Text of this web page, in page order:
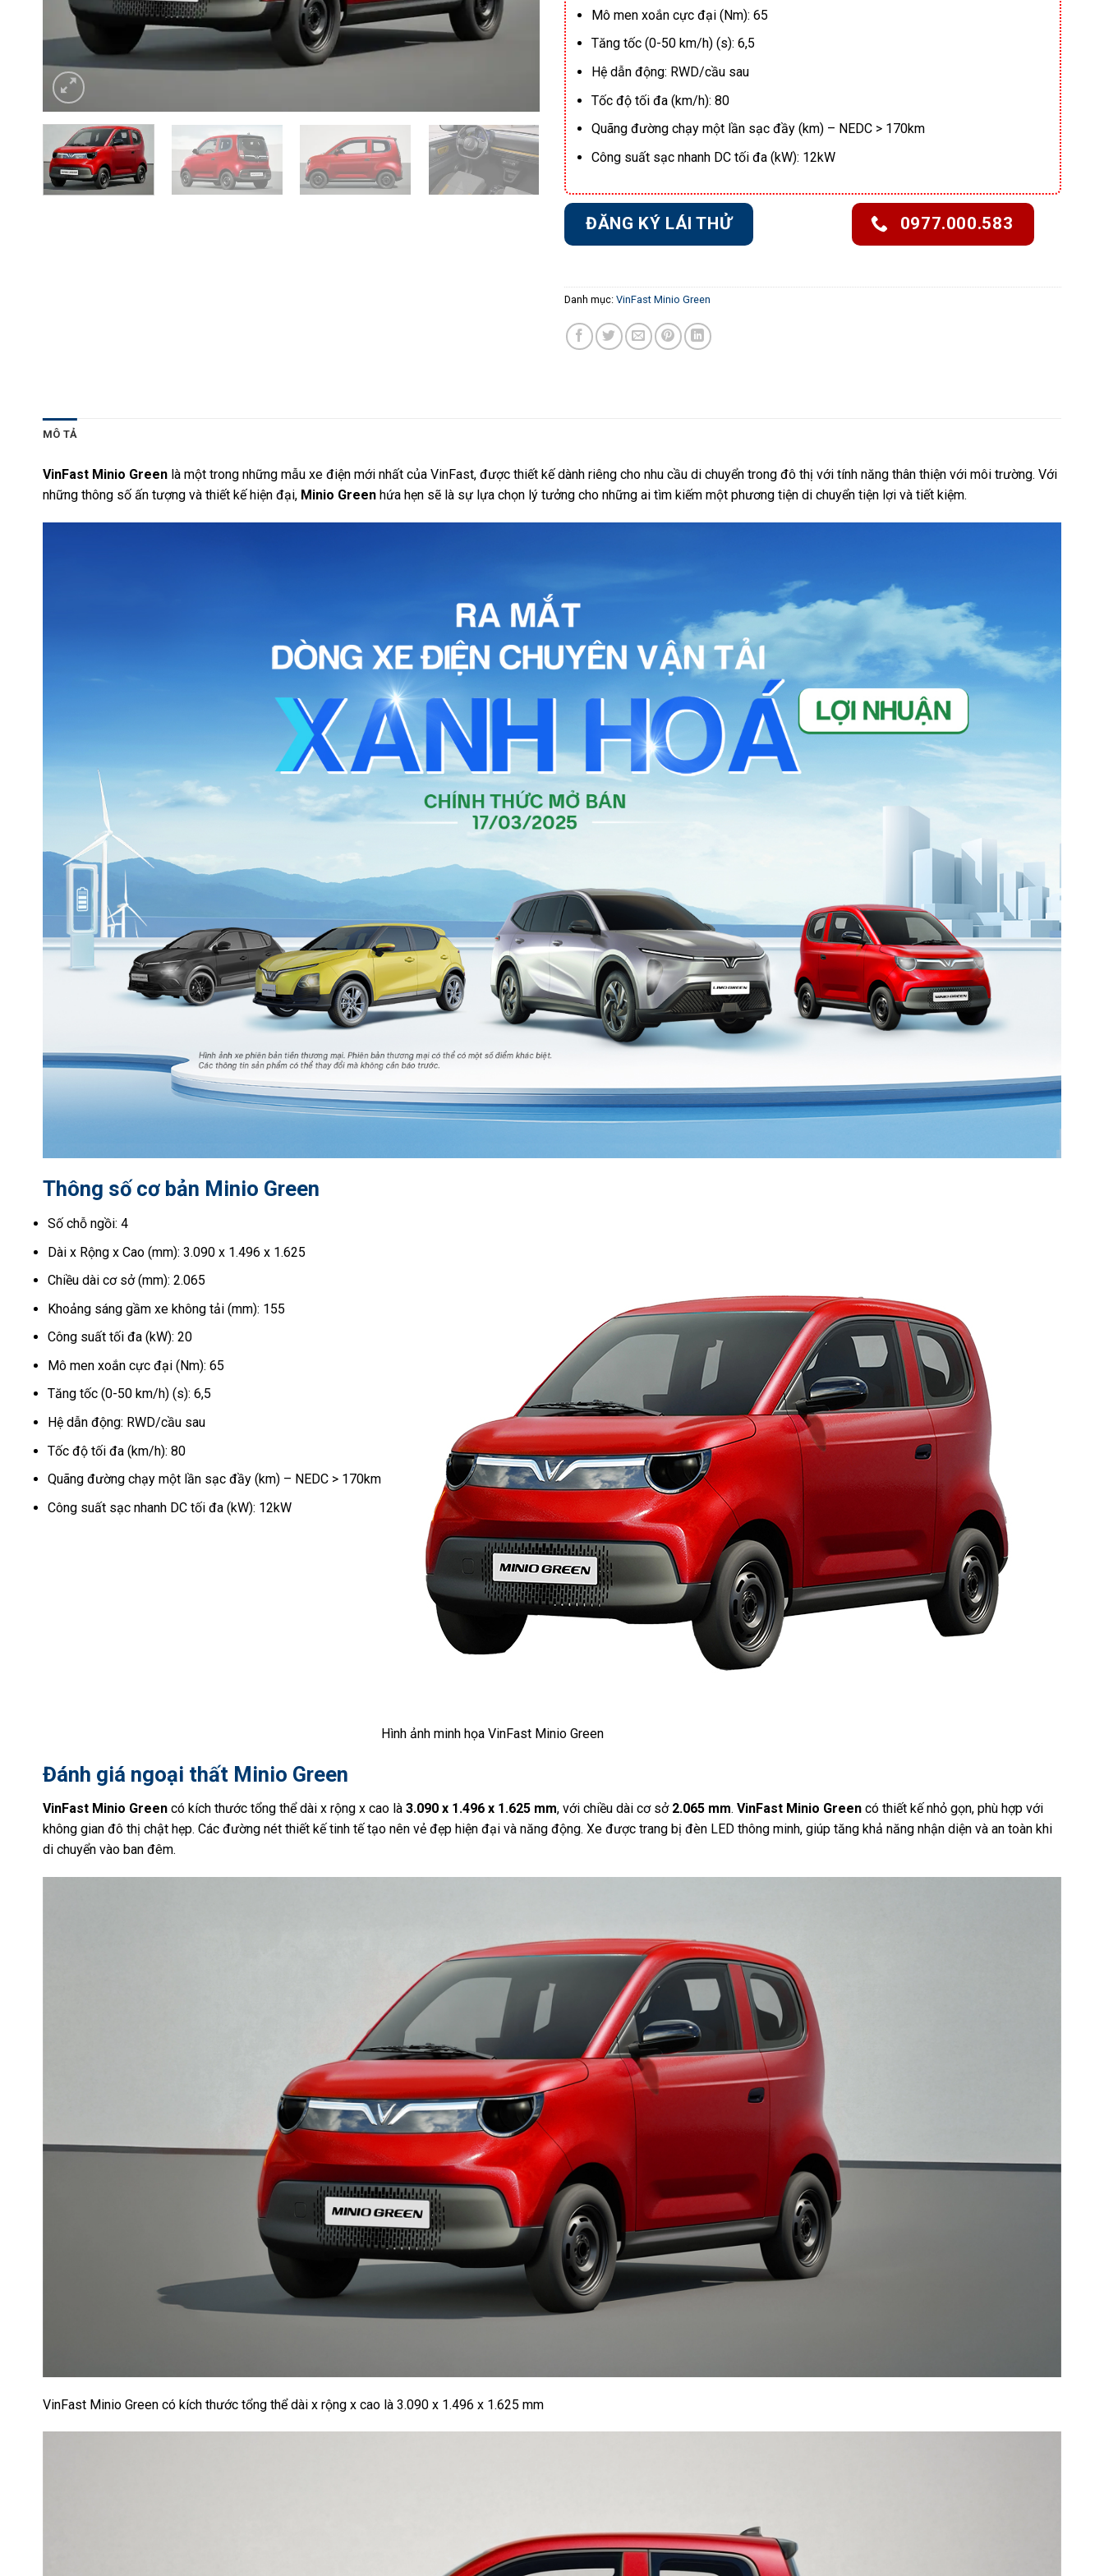
Mô men xoắn cực đại (Nm): 65
Tăng tốc (0-50 km/h) (s): 6,5
Hệ dẫn động: RWD/cầu sau
Tốc độ tối đa (km/h): 80
Quãng đường chạy một lần sạc đầy (km) – NEDC > 170km
Công suất sạc nhanh DC tối đa (kW): 12kW
ĐĂNG KÝ LÁI THỬ 0977.000.583
Danh mục: VinFast Minio Green
MÔ TẢ
VinFast Minio Green là một trong những mẫu xe điện mới nhất của VinFast, được thiết kế dành riêng cho nhu cầu di chuyển trong đô thị với tính năng thân thiện với môi trường. Với
những thông số ấn tượng và thiết kế hiện đại, Minio Green hứa hẹn sẽ là sự lựa chọn lý tưởng cho những ai tìm kiếm một phương tiện di chuyển tiện lợi và tiết kiệm.
Thông số cơ bản Minio Green
Số chỗ ngồi: 4
Dài x Rộng x Cao (mm): 3.090 x 1.496 x 1.625
Chiều dài cơ sở (mm): 2.065
Khoảng sáng gầm xe không tải (mm): 155
Công suất tối đa (kW): 20
Mô men xoắn cực đại (Nm): 65
Tăng tốc (0-50 km/h) (s): 6,5
Hệ dẫn động: RWD/cầu sau
Tốc độ tối đa (km/h): 80
Quãng đường chạy một lần sạc đầy (km) – NEDC > 170km
Công suất sạc nhanh DC tối đa (kW): 12kW
Hình ảnh minh họa VinFast Minio Green
Đánh giá ngoại thất Minio Green
VinFast Minio Green có kích thước tổng thể dài x rộng x cao là 3.090 x 1.496 x 1.625 mm, với chiều dài cơ sở 2.065 mm. VinFast Minio Green có thiết kế nhỏ gọn, phù hợp với
không gian đô thị chật hẹp. Các đường nét thiết kế tinh tế tạo nên vẻ đẹp hiện đại và năng động. Xe được trang bị đèn LED thông minh, giúp tăng khả năng nhận diện và an toàn khi
di chuyển vào ban đêm.
VinFast Minio Green có kích thước tổng thể dài x rộng x cao là 3.090 x 1.496 x 1.625 mm